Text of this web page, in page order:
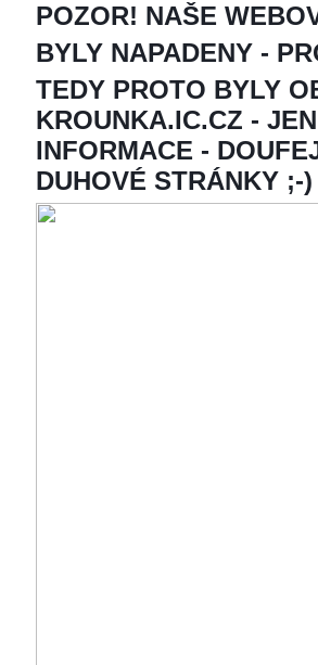
POZOR! NAŠE
BYLY NAPADENY -
TEDY PROTO BYLY
KROUNKA.IC.CZ -
INFORMACE -
DUHOVÉ STRÁNKY ;-